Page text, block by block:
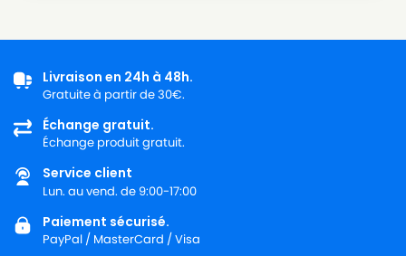
MIELE
MIELE ALLERGY HEPA PLUSS718
MIELE
MIELE ALLERGY STOP
MIELE ALLERGYCO S157
MIELE
MIELE ALLERVAC
MIELE
MIELE ALLERVAC HEPA PLUS
Livraison en 24h à 48h.
Gratuite à partir de 30€.
Échange gratuit.
Échange produit gratuit.
Service client
Lun. au vend. de 9:00-17:00
Paiement sécurisé.
PayPal / MasterCard / Visa